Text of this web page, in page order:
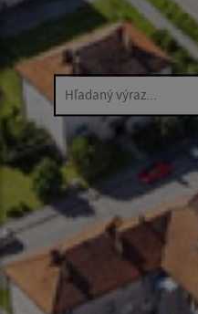
Hľadaný výraz...